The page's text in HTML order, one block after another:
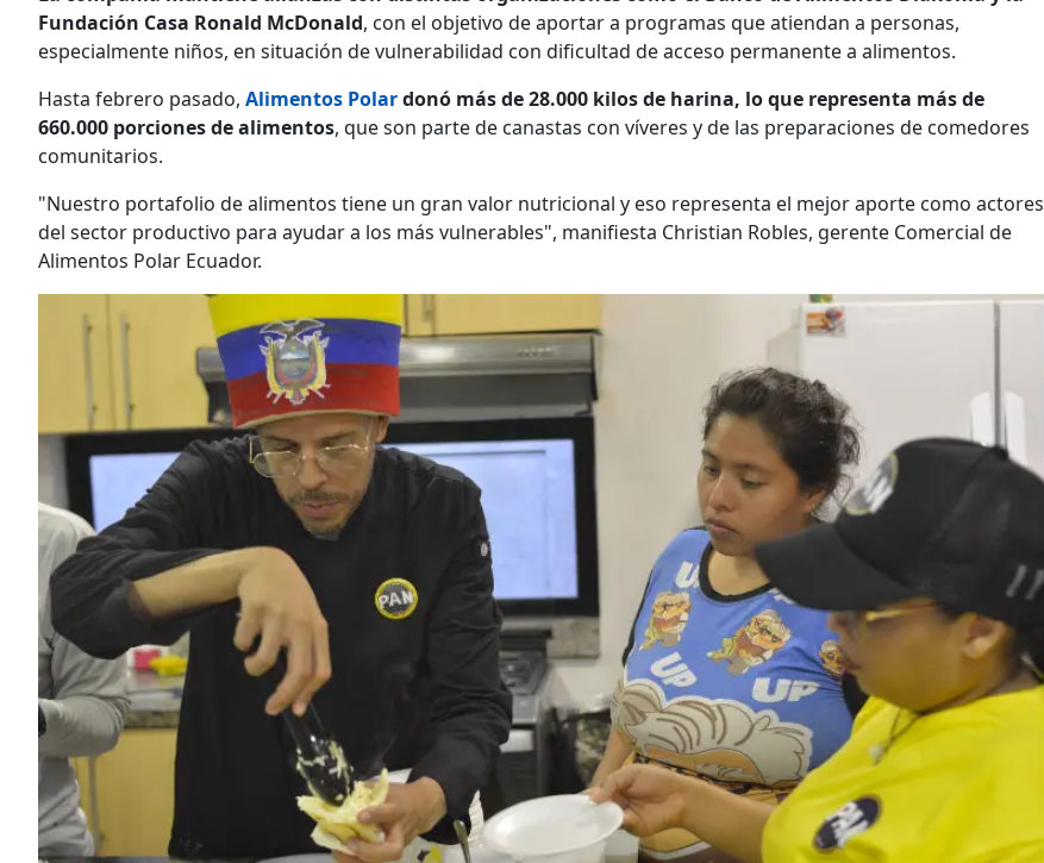
Fundación Casa Ronald McDonald, con el objetivo de aportar a programas que atiendan a personas,
especialmente niños, en situación de vulnerabilidad con dificultad de acceso permanente a alimentos.
Hasta febrero pasado, Alimentos Polardonó más de 28.000 kilos de harina, lo que representa más de
660.000 porciones de alimentos, que son parte de canastas con víveres y de las preparaciones de comedores
comunitarios.
"Nuestro portafolio de alimentos tiene un gran valor nutricional y eso representa el mejor aporte como actores
del sector productivo para ayudar a los más vulnerables", manifiesta Christian Robles, gerente Comercial de
Alimentos Polar Ecuador.